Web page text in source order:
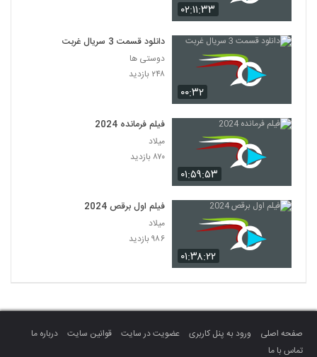
۰۲:۱۱:۳۳
۰۰:۳۲
دانلود قسمت 3 سریال غربت
دوستی ها
۲۴۸ بازدید
۰۱:۵۹:۵۳
فیلم فرمانده 2024
میلاد
۸۷۰ بازدید
۰۱:۳۸:۲۲
فیلم اول برقص 2024
میلاد
۹۸۶ بازدید
صفحه اصلی ورود به پنل کاربری عضویت در سایت قوانین سایت
درباره ما
تماس با ما